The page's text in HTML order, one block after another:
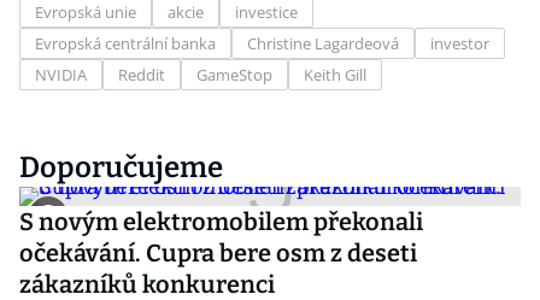
Evropská unie akcie
investice
Evropská centrální banka
Christine Lagardeová
investor
NVIDIA
Reddit GameStop Keith Gill
Doporučujeme
S novým elektromobilem překonali
očekávání. Cupra bere osm z deseti
zákazníků konkurenci